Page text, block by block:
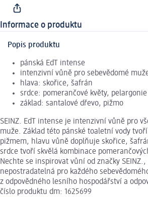
Informace o produktu
Popis produktu
pánská EdT intense
intenzivní vůně pro sebevědomé
hlava: skořice, šafrán
srdce: pomerančové květy, pelargonie
základ: santalové dřevo, pižmo
SEINZ. EdT intense je intenzivní vůně pro
muže. Základ této pánské toaletní vody
pižmem, hlavu vůně doplňuje skořice,
srdce tvoří skvělá kombinace
Nechte se inspirovat vůní od značky
nepostradatelná pro každého
z odpovědného lesního hospodářství a
číslo produktu dm: 1625699